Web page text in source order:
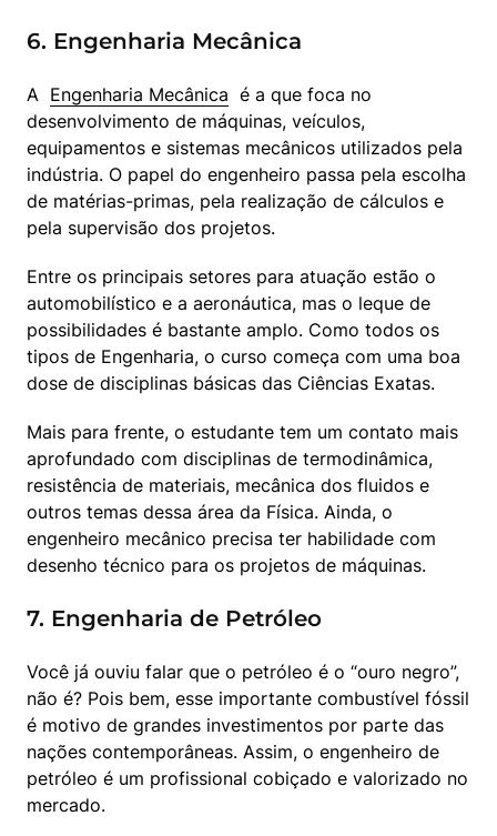
6. Engenharia Mecânica
A Engenharia Mecânica
  é a que foca no
desenvolvimento de máquinas, veículos,
equipamentos e sistemas mecânicos utilizados pela
indústria. O papel do engenheiro passa pela escolha
de matérias-primas, pela realização de cálculos e
pela supervisão dos projetos.
Entre os principais setores para atuação estão o
automobilístico e a aeronáutica, mas o leque de
possibilidades é bastante amplo. Como todos os
tipos de Engenharia, o curso começa com uma boa
dose de disciplinas básicas das Ciências Exatas.
Mais para frente, o estudante tem um contato mais
aprofundado com disciplinas de termodinâmica,
resistência de materiais, mecânica dos fluidos e
outros temas dessa área da Física. Ainda, o
engenheiro mecânico precisa ter habilidade com
desenho técnico para os projetos de máquinas.
7. Engenharia de Petróleo
Você já ouviu falar que o petróleo é o “ouro negro”,
não é? Pois bem, esse importante combustível fóssil
é motivo de grandes investimentos por parte das
nações contemporâneas. Assim, o engenheiro de
petróleo é um profissional cobiçado e valorizado no
mercado.